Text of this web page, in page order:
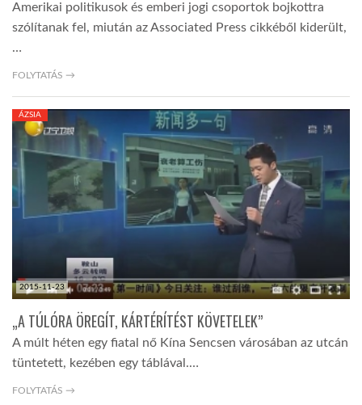
Amerikai politikusok és emberi jogi csoportok bojkottra
szólítanak fel, miután az Associated Press cikkéből kiderült,
…
FOLYTATÁS →
2015-11-23
ÁZSIA
„A TÚLÓRA ÖREGÍT, KÁRTÉRÍTÉST KÖVETELEK”
A múlt héten egy fiatal nő Kína Sencsen városában az utcán
tüntetett, kezében egy táblával.…
FOLYTATÁS →